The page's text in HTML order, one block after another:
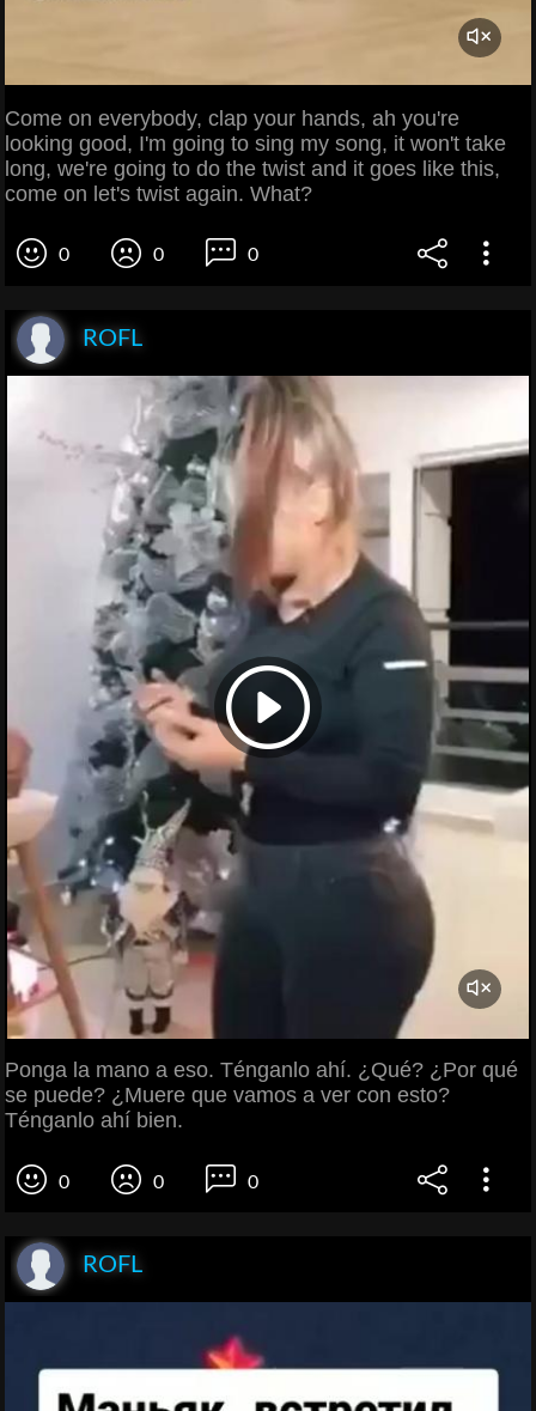
Come on everybody, clap your hands, ah you're
looking good, I'm going to sing my song, it won't take
long, we're going to do the twist and it goes like this,
come on let's twist again. What?
0 0 0
ROFL
Ponga la mano a eso. Ténganlo ahí. ¿Qué? ¿Por qué
se puede? ¿Muere que vamos a ver con esto?
Ténganlo ahí bien.
0 0 0
ROFL